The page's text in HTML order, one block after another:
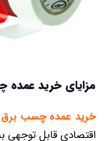
مزایای خرید
خرید عمده چسب برق
اقتصادی قابل توجهی